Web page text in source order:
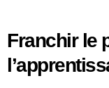
Franchir le